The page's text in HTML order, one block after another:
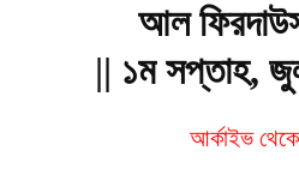
আল
|| ১ম সপ্তাহ,
আর্কাইভ